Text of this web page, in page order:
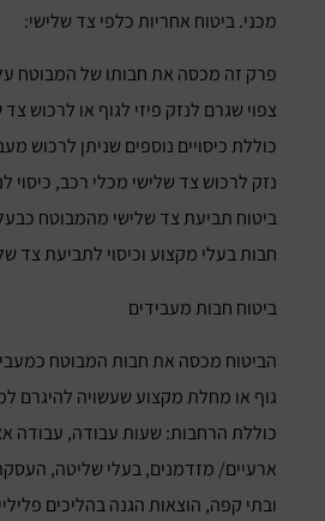
מכני. ביטוח אחריות כלפי צד שלישי:
פרק זה מכסה את חבותו של המבוטח על
צפוי שגרם לנזק פיזי לגוף או לרכוש
כוללת כיסויים נוספים שניתן לרכוש
נזק לרכוש צד שלישי מכלי רכב, כיסוי
ביטוח תביעת צד שלישי מהמבוטח
חבות בעלי מקצוע וכיסוי לתביעת צד
ביטוח חבות מעבידים
הביטוח מכסה את חבות המבוטח כמעביד
גוף או מחלת מקצוע שעשויה להיגרם
כוללת הרחבות: שעות עבודה, עבודה
ארעיים/ מזדמנים, בעלי שליטה,
ובתי קפה, הוצאות הגנה בהליכים